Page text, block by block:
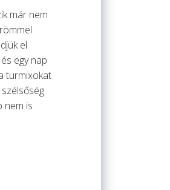
már nem
el
egy nap
turmixokat
nem is